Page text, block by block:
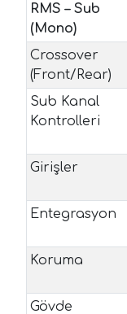
RMS – Sub
(Mono)
Crossover
(Front/Rear)
Sub Kanal
Kontrolleri
Girişler
Entegrasyon
Koruma
Gövde